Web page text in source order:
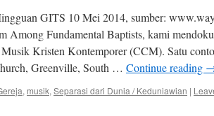
GITS 10 Mei 2014, sumber:
Among Fundamental Baptists, kami
Kristen Kontemporer (CCM). Satu
Greenville, South … Continue reading
, musik, Separasi dari Dunia / Keduniawian |